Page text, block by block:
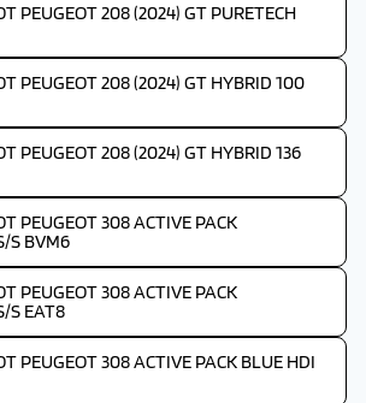
PEUGEOT 208 (2024) GT PURETECH
PEUGEOT 208 (2024) GT HYBRID 100
PEUGEOT 208 (2024) GT HYBRID 136
PEUGEOT 308 ACTIVE PACK
S BVM6
PEUGEOT 308 ACTIVE PACK
S EAT8
PEUGEOT 308 ACTIVE PACK BLUE HDI